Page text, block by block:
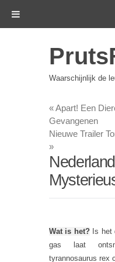
Waarschijnlijk de
«Apart! Een
Gevangenen
Nieuwe Trailer
»
Wat is het? Is het
gas laat
tyrannosaurus rex